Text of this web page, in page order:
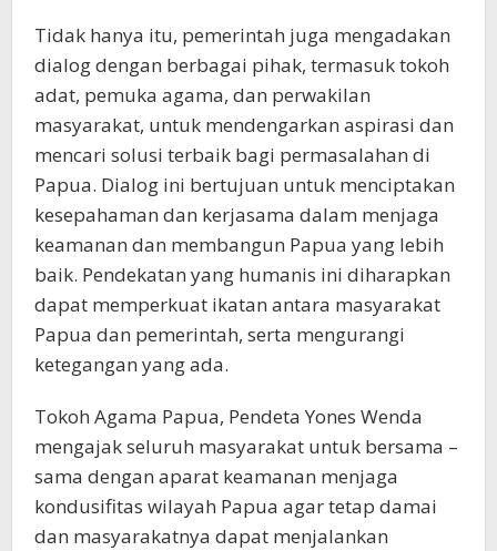
Tidak hanya itu, pemerintah juga mengadakan
dialog dengan berbagai pihak, termasuk tokoh
adat, pemuka agama, dan perwakilan
masyarakat, untuk mendengarkan aspirasi dan
mencari solusi terbaik bagi permasalahan di
Papua. Dialog ini bertujuan untuk menciptakan
kesepahaman dan kerjasama dalam menjaga
keamanan dan membangun Papua yang lebih
baik. Pendekatan yang humanis ini diharapkan
dapat memperkuat ikatan antara masyarakat
Papua dan pemerintah, serta mengurangi
ketegangan yang ada.
Tokoh Agama Papua, Pendeta Yones Wenda
mengajak seluruh masyarakat untuk bersama –
sama dengan aparat keamanan menjaga
kondusifitas wilayah Papua agar tetap damai
dan masyarakatnya dapat menjalankan